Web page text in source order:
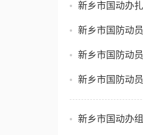
新乡市国动办
新乡市国防动
新乡市国防动
新乡市国防动
新乡市国动办